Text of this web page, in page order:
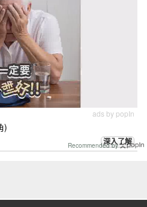
ads by popIn
)
深入了解
Recommended by